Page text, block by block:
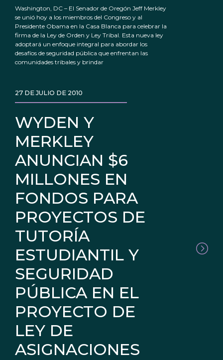
Washington, DC – El Senador de Oregón Jeff Merkley
se unió hoy a los miembros del Congreso y al
Presidente Obama en la Casa Blanca para celebrar la
firma de la Ley de Orden y Ley Tribal. Esta nueva ley
adoptará un enfoque integral para abordar los
desafíos de seguridad pública que enfrentan las
comunidades tribales y brindar
WYDEN Y
MERKLEY
ANUNCIAN $6
MILLONES EN
FONDOS PARA
PROYECTOS DE
TUTORÍA
ESTUDIANTIL Y
SEGURIDAD
PÚBLICA EN EL
PROYECTO DE
LEY DE
ASIGNACIONES
27 DE JULIO DE 2010